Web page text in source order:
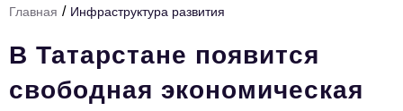
Тема номера
HR
Главная / Инфраструктура развития
В Татарстане появится
свободная экономическая